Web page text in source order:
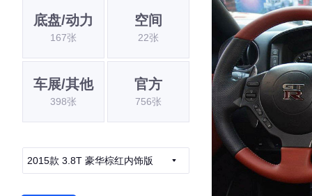
底盘/动力
167张
空间
22张
车展/其他
398张
官方
756张
2015款 3.8T 豪华棕红内饰版